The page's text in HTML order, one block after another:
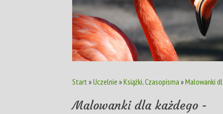
Start »Uczelnie »Książki, Czasopisma »Malowanki
Malowanki dla każdego -